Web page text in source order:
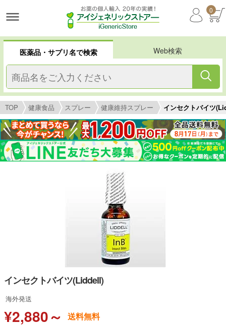
0
医薬品・サプリ名で検索 Web検索
TOP 健康食品 スプレー 健康維持スプレー インセクトバイツ
インセクトバイツ(Liddell)
海外発送
¥2,880～ 送料無料